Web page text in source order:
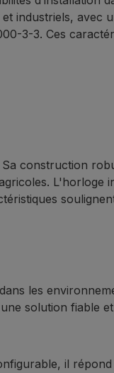
industriels, avec
3-3. Ces
construction
L'horloge
dans les
solution fiable
il